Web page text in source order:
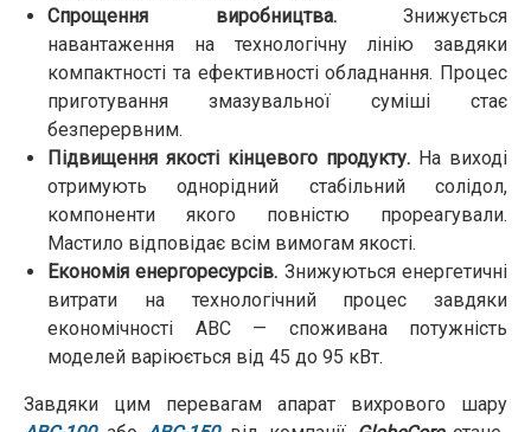
Спрощення виробництва.Знижується
навантаження на технологічну лінію завдяки
компактності та ефективності обладнання. Процес
приготування змазувальної суміші стає
безперервним.
Підвищення якості кінцевого продукту. На виході
отримують однорідний стабільний солідол,
компоненти якого повністю прореагували.
Мастило відповідає всім вимогам якості.
Економія енергоресурсів. Знижуються енергетичні
витрати на технологічний процес завдяки
економічності АВС — споживана потужність
моделей варіюється від 45 до 95 кВт.
Завдяки цим перевагам апарат вихрового шару